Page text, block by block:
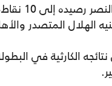
وبهذا
الهلال المتصدر
الكارثية في